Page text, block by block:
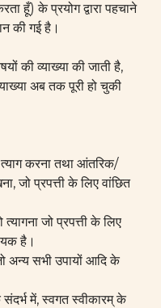
हूँ) के प्रयोग द्वारा पहचाने
की गई है।
की व्याख्या की जाती है,
अब तक पूरी हो चुकी
करना तथा आंतरिक/
जो प्रपत्ती के लिए वांछित
जो प्रपत्ती के लिए
है।
अन्य सभी उपायों आदि के
में, स्वगत स्वीकारम् के